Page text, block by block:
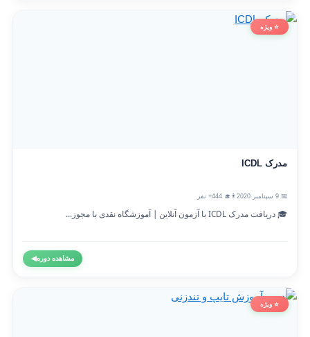
⭐ ویژه
مدرک ICDL
👨‍🎓 444+ نفر
🎓 دریافت مدرک ICDL با آزمون آنلاین | آموزشگاه نقدی با مجوز...
مشاهده دوره◀
⭐ ویژه